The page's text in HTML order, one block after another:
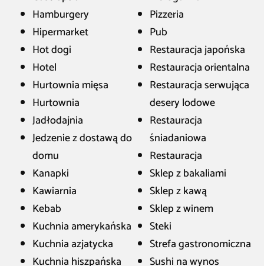
Hamburgery
Hipermarket
Hot dogi
Hotel
Hurtownia mięsa
Hurtownia
Jadłodajnia
Jedzenie z dostawą do
domu
Kanapki
Kawiarnia
Kebab
Kuchnia amerykańska
Kuchnia azjatycka
Kuchnia hiszpańska
Pizzeria
Pub
Restauracja japońska
Restauracja orientalna
Restauracja serwująca
desery lodowe
Restauracja
śniadaniowa
Restauracja
Sklep z bakaliami
Sklep z kawą
Sklep z winem
Steki
Strefa gastronomiczna
Sushi na wynos